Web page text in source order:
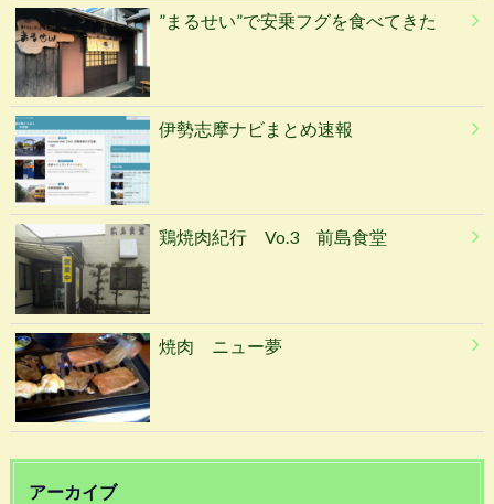
”まるせい”で安乗フグを食べてきた
伊勢志摩ナビまとめ速報
鶏焼肉紀行 Vo.3 前島食堂
焼肉 ニュー夢
アーカイブ